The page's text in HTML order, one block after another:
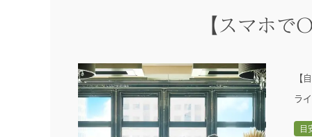
【スマホ
【
ラ
目